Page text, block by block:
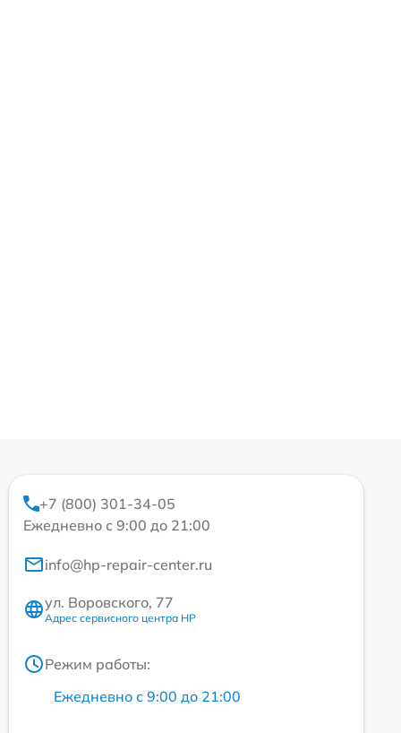
+7 (800) 301-34-05
Ежедневно с 9:00 до 21:00
info@hp-repair-center.ru
ул. Воровского, 77
Адрес сервисного центра HP
Режим работы:
Ежедневно с 9:00 до 21:00